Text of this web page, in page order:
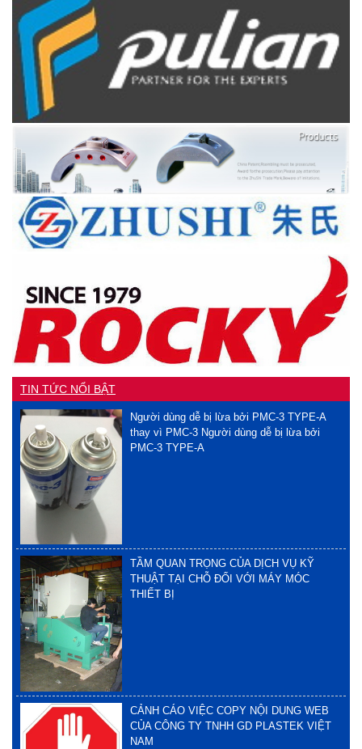
TIN TỨC NỔI BẬT
Người dùng dễ bị lừa bởi PMC-3 TYPE-A
thay vì PMC-3 Người dùng dễ bị lừa bởi
PMC-3 TYPE-A
TẦM QUAN TRỌNG CỦA DỊCH VỤ KỸ
THUẬT TẠI CHỖ ĐỐI VỚI MÁY MÓC
THIẾT BỊ
CẢNH CÁO VIỆC COPY NỘI DUNG WEB
CỦA CÔNG TY TNHH GD PLASTEK VIỆT
NAM